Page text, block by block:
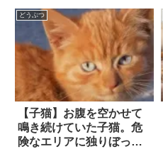
どうぶつ
【子猫】お腹を空かせて
鳴き続けていた子猫。危
険なエリアに独りぼっち